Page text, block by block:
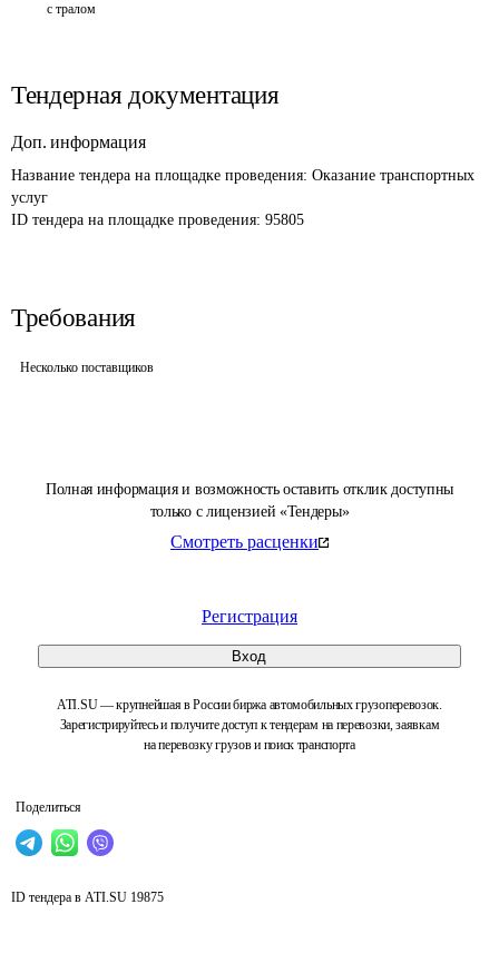
Полная информация и возможность оставить отклик доступны
только с лицензией «Тендеры»
Смотреть расценки
Регистрация
Вход
ATI.SU — крупнейшая в России биржа автомобильных грузоперевозок.
Зарегистрируйтесь и получите доступ к тендерам на перевозки, заявкам
на перевозку грузов и поиск транспорта
Поделиться
с тралом
Тендерная документация
Доп. информация
Название тендера на площадке проведения: Оказание транспортных
услуг
ID тендера на площадке проведения: 95805
Требования
Несколько поставщиков
ID тендера в ATI.SU 19875